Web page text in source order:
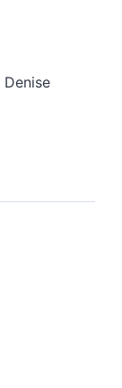
Denise